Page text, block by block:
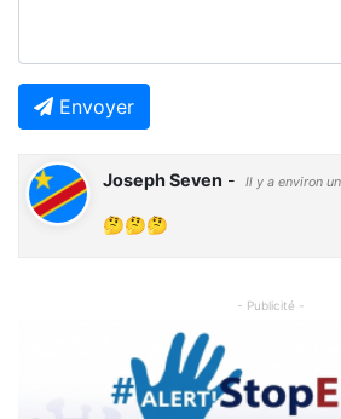
Envoyer
Joseph Seven - Il y a environ
🤔🤔🤔
- Publicité -